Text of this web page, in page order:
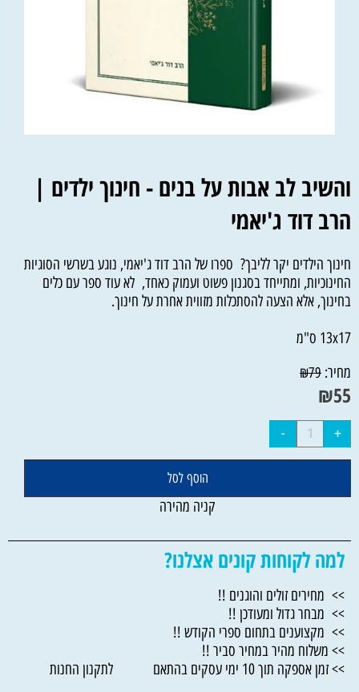
והשיב לב אבות על בנים - חינוך ילדים |
הרב דוד ג'יאמי
חינוך הילדים יקר לליבך? ספרו של הרב דוד ג'יאמי, נוגע בשרשי הסוגיות
החינוכיות, ומתייחד בסגנון פשוט ועמוק כאחד, לא עוד ספר עם כלים
בחינוך, אלא הצעה להסתכלות מזווית אחרת על חינוך.
13x17 ס"מ
מחיר:
₪79
₪55
הוסף לסל
קניה מהירה
למה לקוחות קונים אצלנו?
>> מחירים זולים והוגנים !!
>> מבחר גדול ומעודכן !!
>> מקצוענים בתחום ספרי הקודש !!
>> משלוח מהיר במחיר סביר !!
>> זמן אספקה תוך 10 ימי עסקים בהתאם לתקנון החנות